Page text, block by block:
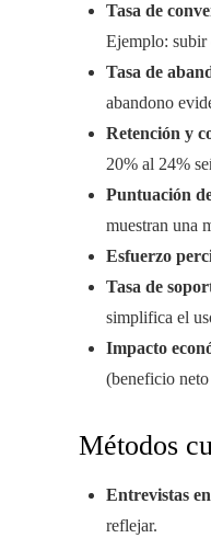
Tasa de
Ejemplo: subir
Tasa de
abandono
Retención y
20% al 24%
Puntuación
muestran una
Esfuerzo
Tasa de
simplifica el
Impacto
(beneficio
Métodos
Entrevistas
reflejar.